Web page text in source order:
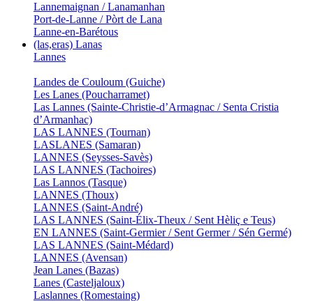
Lannemaignan / Lanamanhan
Port-de-Lanne / Pòrt de Lana
Lanne-en-Barétous
(las,eras) Lanas
Lannes
Landes de Couloum (Guiche)
Les Lanes (Poucharramet)
Las Lannes (Sainte-Christie-d’Armagnac / Senta Cristia
d’Armanhac)
LAS LANNES (Tournan)
LASLANES (Samaran)
LANNES (Seysses-Savès)
LAS LANNES (Tachoires)
Las Lannos (Tasque)
LANNES (Thoux)
LANNES (Saint-André)
LAS LANNES (Saint-Élix-Theux / Sent Hèliç e Teus)
EN LANNES (Saint-Germier / Sent Germer / Sén Germé)
LAS LANNES (Saint-Médard)
LANNES (Avensan)
Jean Lanes (Bazas)
Lanes (Casteljaloux)
Laslannes (Romestaing)